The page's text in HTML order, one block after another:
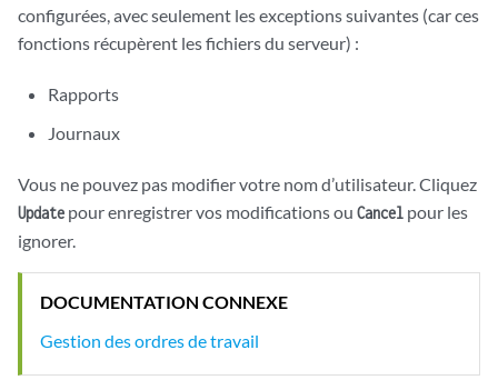
configurées, avec seulement les exceptions suivantes (car ces
fonctions récupèrent les fichiers du serveur) :
Rapports
Journaux
Vous ne pouvez pas modifier votre nom d’utilisateur. Cliquez
Update pour enregistrer vos modifications ou Cancel pour les
ignorer.
DOCUMENTATION CONNEXE
Gestion des ordres de travail